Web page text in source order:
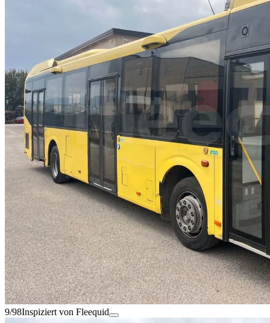
9/98Inspiziert von Fleequid